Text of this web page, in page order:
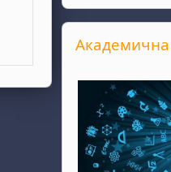
Прескочи
Академична